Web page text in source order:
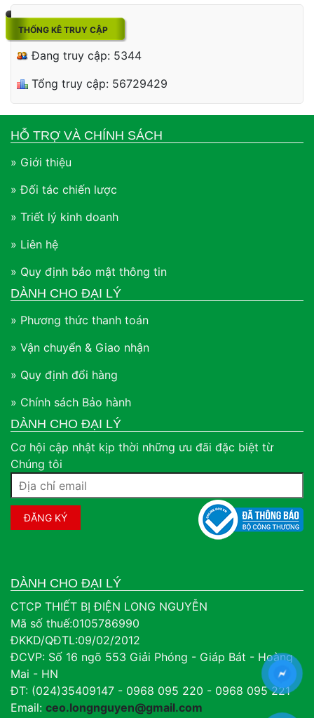
THỐNG KÊ TRUY CẬP
Đang truy cập: 5344
Tổng truy cập: 56729429
HỖ TRỢ VÀ CHÍNH SÁCH
» Giới thiệu
» Đối tác chiến lược
» Triết lý kinh doanh
» Liên hệ
» Quy định bảo mật thông tin
DÀNH CHO ĐẠI LÝ
» Phương thức thanh toán
» Vận chuyển & Giao nhận
» Quy định đổi hàng
» Chính sách Bảo hành
DÀNH CHO ĐẠI LÝ
Cơ hội cập nhật kịp thời những ưu đãi đặc biệt từ
Chúng tôi
DÀNH CHO ĐẠI LÝ
CTCP THIẾT BỊ ĐIỆN LONG NGUYỄN
Mã số thuế:0105786990
ĐKKD/QĐTL:09/02/2012
ĐCVP: Số 16 ngõ 553 Giải Phóng - Giáp Bát - Hoàng
Mai - HN
ĐT: (024)35409147 - 0968 095 220 - 0968 095 221
Email: ceo.longnguyen@gmail.com